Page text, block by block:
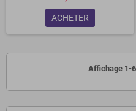
ACHETER
Affichage 1-